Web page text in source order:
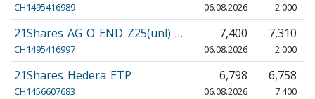
CH1495416989 06.08.2026 2.000
21Shares AG O END Z25(unl) …
CH1495416997
7,400
06.08.2026
7,310
2.000
21Shares Hedera ETP
CH1456607683
6,798
06.08.2026
6,758
7.400